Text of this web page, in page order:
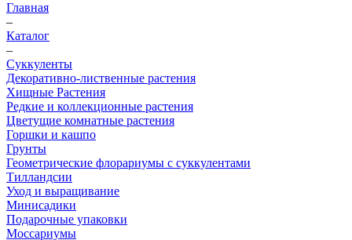
Главная
–
Каталог
–
Суккуленты
Декоративно-лиственные растения
Хищные Растения
Редкие и коллекционные растения
Цветущие комнатные растения
Горшки и кашпо
Грунты
Геометрические флорариумы с суккулентами
Тилландсии
Уход и выращивание
Минисадики
Подарочные упаковки
Моссариумы